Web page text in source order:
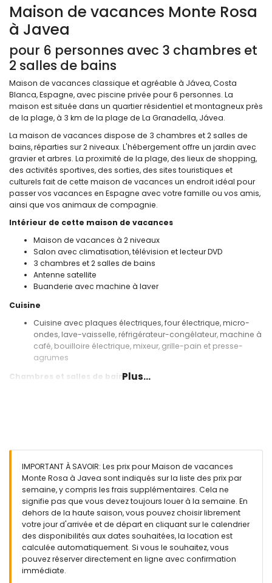
Maison de vacances Monte Rosa
à Javea
pour 6 personnes avec 3 chambres et
2 salles de bains
Maison de vacances classique et agréable à Jávea, Costa
Blanca, Espagne, avec piscine privée pour 6 personnes. La
maison est située dans un quartier résidentiel et montagneux près
de la plage, à 3 km de la plage de La Granadella, Jávea.
La maison de vacances dispose de 3 chambres et 2 salles de
bains, réparties sur 2 niveaux. L'hébergement offre un jardin avec
gravier et arbres. La proximité de la plage, des lieux de shopping,
des activités sportives, des sorties, des sites touristiques et
culturels fait de cette maison de vacances un endroit idéal pour
passer vos vacances en Espagne avec votre famille ou vos amis,
ainsi que vos animaux de compagnie.
Intérieur de cette maison de vacances
Maison de vacances à 2 niveaux
Salon avec climatisation, télévision et lecteur DVD
3 chambres et 2 salles de bains
Antenne satellite
Buanderie avec machine à laver
Cuisine
Cuisine avec plaques électriques, four électrique, micro-
ondes, lave-vaisselle, réfrigérateur-congélateur, machine à
café, bouilloire électrique, mixeur, grille-pain et presse-
agrumes
Chambres et salles de bains
Extérieur de cette maison de vacances
Terrain clôturé
Piscine privée mesurant 10 m x 5 m et 2 m de profondeur
Jardin avec gravier, arbres et mobilier de jardin avec
transats
3 terrasses, dont 1 couverte
Barbecue
Espace de repos extérieur et espace à manger extérieur
Place de parking commune
Informations supplémentaires
Plus...
IMPORTANT À SAVOIR: Les prix pour Maison de vacances
Monte Rosa à Javea sont indiqués sur la liste des prix par
semaine, y compris les frais supplémentaires. Cela ne
signifie pas que vous devez toujours louer à la semaine. En
dehors de la haute saison, vous pouvez choisir librement
votre jour d'arrivée et de départ en cliquant sur le calendrier
des disponibilités aux dates souhaitées, la location est
calculée automatiquement. Si vous le souhaitez, vous
pouvez réserver directement en ligne avec confirmation
immédiate.